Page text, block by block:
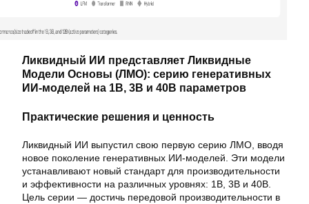
Ликвидный ИИ представляет Ликвидные
Модели Основы (ЛМО): серию генеративных
ИИ-моделей на 1B, 3B и 40B параметров
Практические решения и ценность
Ликвидный ИИ выпустил свою первую серию ЛМО, вводя
новое поколение генеративных ИИ-моделей. Эти модели
устанавливают новый стандарт для производительности
и эффективности на различных уровнях: 1B, 3B и 40B.
Цель серии — достичь передовой производительности в